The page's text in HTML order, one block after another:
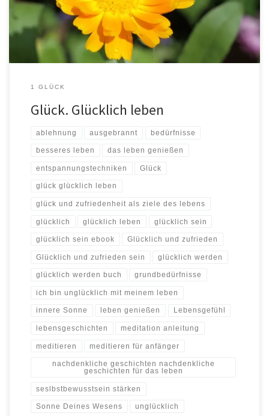
Zellen Deines Körpers und wie jedes […]
1 GLÜCK
Glück. Glücklich leben
ablehnung ausgebrannt bedürfnisse
besseres leben das leben genießen
entspannungstechniken Glück
glück glücklich leben
glück und zufriedenheit als ziele des lebens
glücklich glücklich leben glücklich sein
glücklich sein ebook Glücklich und zufrieden
Glücklich und zufrieden sein glücklich werden
glücklich werden buch grundbedürfnisse
ich bin unglücklich mit meinem leben
innere Sonne leben genießen Lebensgefühl
lebensgeschichten meditation anleitung
meditieren meditieren für anfänger
nachdenkliche geschichten nachdenkliche
geschichten für das leben
seslbstbewusstsein stärken
Sonne Deines Wesens unglücklich